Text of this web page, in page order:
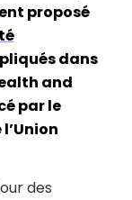
proposé
dans
and
par le
des